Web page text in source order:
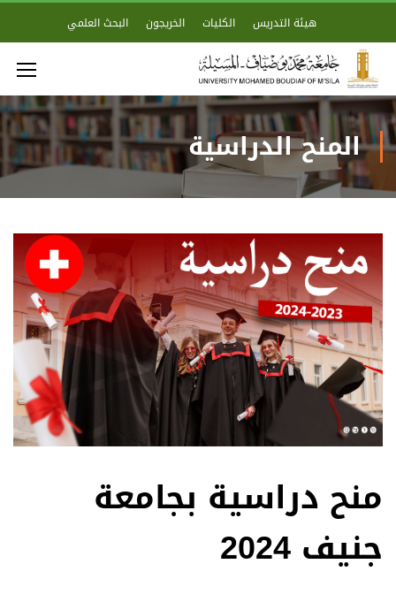
هيئة التدريس الكليات الخريجون البحث العلمي
المنح الدراسية
منح دراسية بجامعة
جنيف 2024